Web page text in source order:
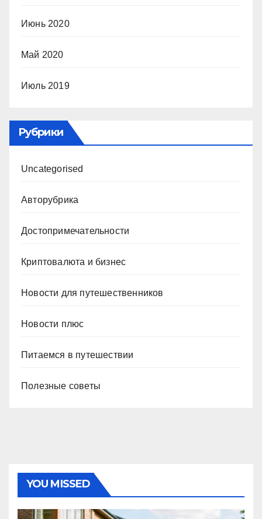
Июнь 2020
Май 2020
Июль 2019
Рубрики
Uncategorised
Авторубрика
Достопримечательности
Криптовалюта и бизнес
Новости для путешественников
Новости плюс
Питаемся в путешествии
Полезные советы
YOU MISSED